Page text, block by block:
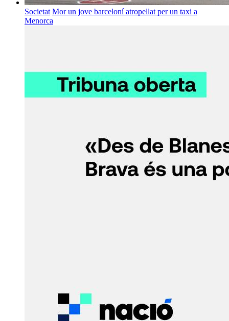
Societat Mor un jove barceloní atropellat per un taxi a
Menorca